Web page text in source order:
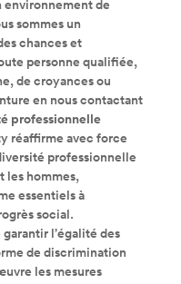
environnement de
sommes un
chances et
personne qualifiée,
de croyances ou
en nous contactant
professionnelle
réaffirme avec force
professionnelle
les hommes,
essentiels à
social.
l’égalité des
de discrimination
les mesures